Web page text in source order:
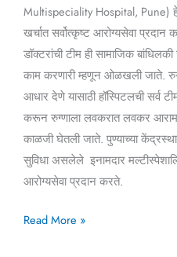
Multispeciality Hospital, Pune)
खर्चात सर्वोत्कृष्ट आरोग्यसेवा
डॉक्टरांची टीम ही सामाजिक
काम करणारी म्हणून ओळखली जाते.
आधार देणे यासाठी हॉस्पिटलची
करून रुग्णाला लवकरात लवकर आराम
काळजी घेतली जाते. पुण्याच्या
सुविधा असलेले इनामदार
आरोग्यसेवा प्रदान करते.
Read More »